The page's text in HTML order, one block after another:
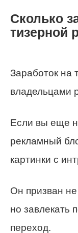
Сколько
тизерной
Заработок на
владельцами
Если вы еще
рекламный
картинки с
Он призван
но завлекать
переход.